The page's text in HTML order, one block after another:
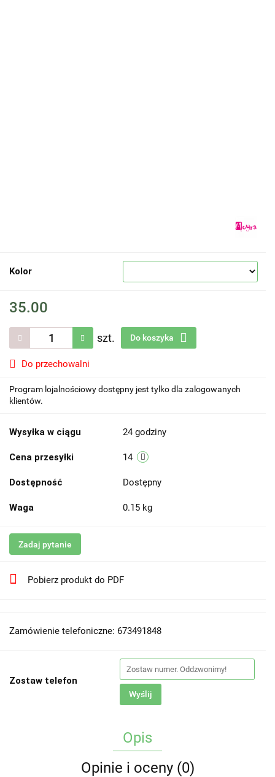
Kolor
35.00
szt. Do koszyka
Do przechowalni
Program lojalnościowy dostępny jest tylko dla zalogowanych
klientów.
Wysyłka w ciągu 24 godziny
Cena przesyłki 14
Dostępność Dostępny
Waga 0.15 kg
Zadaj pytanie
Pobierz produkt do PDF
Zamówienie telefoniczne: 673491848
Zostaw telefon
Wyślij
Opis
Opinie i oceny (0)